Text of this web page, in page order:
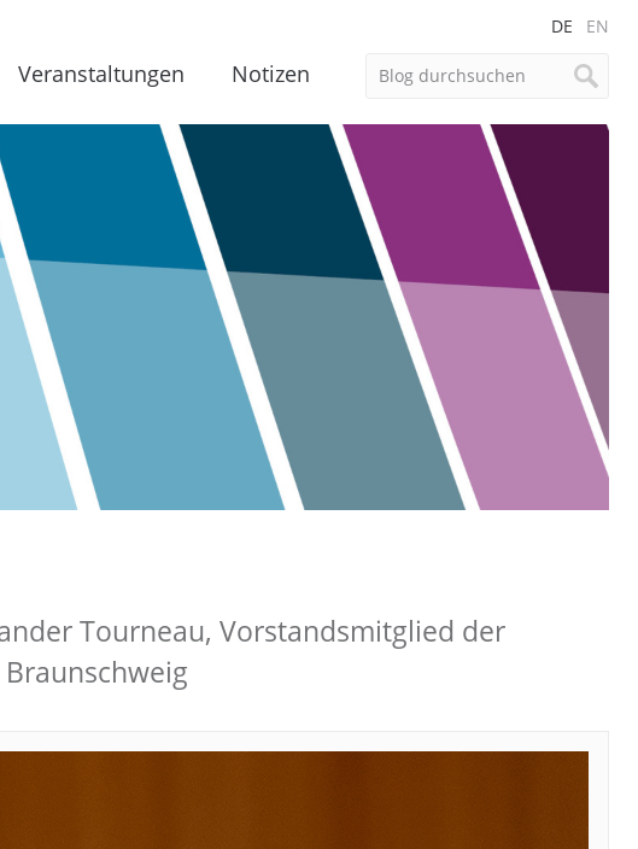
DE EN
Veranstaltungen Notizen
Tourneau, Vorstandsmitglied der